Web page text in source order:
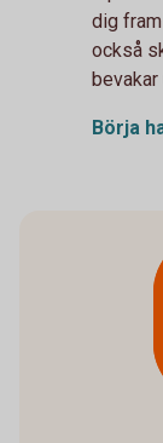
dig
också
bevakar
Börja